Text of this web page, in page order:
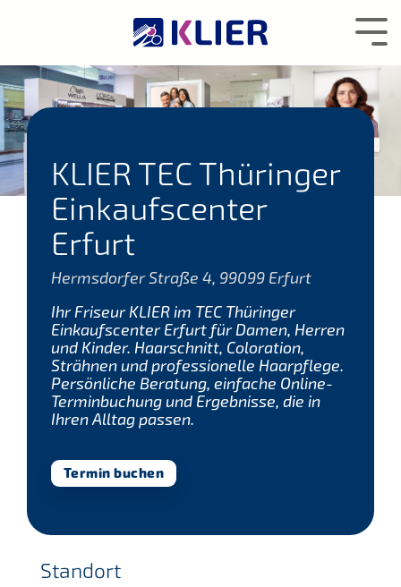
KLIER TEC Thüringer
Einkaufscenter
Erfurt
Hermsdorfer Straße 4, 99099 Erfurt
Ihr Friseur KLIER im TEC Thüringer
Einkaufscenter Erfurt für Damen, Herren
und Kinder. Haarschnitt, Coloration,
Strähnen und professionelle Haarpflege.
Persönliche Beratung, einfache Online-
Terminbuchung und Ergebnisse, die in
Ihren Alltag passen.
Termin buchen
Standort